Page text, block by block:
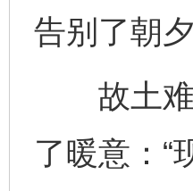
告别了朝
故土难
了暖意：“